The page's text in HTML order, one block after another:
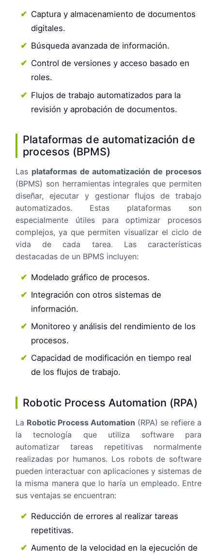
Captura y almacenamiento de documentos
digitales.
Búsqueda avanzada de información.
Control de versiones y acceso basado en
roles.
Flujos de trabajo automatizados para la
revisión y aprobación de documentos.
Plataformas de automatización de
procesos (BPMS)
Las plataformas de automatización de procesos
(BPMS) son herramientas integrales que permiten
diseñar, ejecutar y gestionar flujos de trabajo
automatizados. Estas plataformas son
especialmente útiles para optimizar procesos
complejos, ya que permiten visualizar el ciclo de
vida de cada tarea. Las características
destacadas de un BPMS incluyen:
Modelado gráfico de procesos.
Integración con otros sistemas de
información.
Monitoreo y análisis del rendimiento de los
procesos.
Capacidad de modificación en tiempo real
de los flujos de trabajo.
Robotic Process Automation (RPA)
La Robotic Process Automation (RPA) se refiere a
la tecnología que utiliza software para
automatizar tareas repetitivas normalmente
realizadas por humanos. Los robots de software
pueden interactuar con aplicaciones y sistemas de
la misma manera que lo haría un empleado. Entre
sus ventajas se encuentran:
Reducción de errores al realizar tareas
repetitivas.
Aumento de la velocidad en la ejecución de